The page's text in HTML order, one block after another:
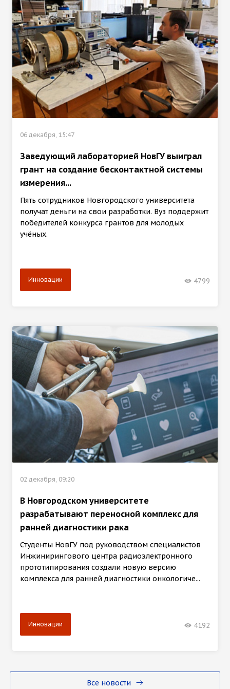
Все новости
06 декабря, 15:47
Заведующий лабораторией НовГУ выиграл
грант на создание бесконтактной системы
измерения...
Пять сотрудников Новгородского университета
получат деньги на свои разработки. Вуз поддержит
победителей конкурса грантов для молодых
учёных.
Инновации 4799
02 декабря, 09:20
В Новгородском университете
разрабатывают переносной комплекс для
ранней диагностики рака
Студенты НовГУ под руководством специалистов
Инжинирингового центра радиоэлектронного
прототипирования создали новую версию
комплекса для ранней диагностики онкологиче...
Инновации 4192